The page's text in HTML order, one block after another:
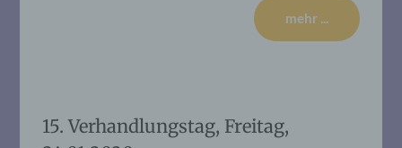
mehr ...
15. Verhandlungstag, Freitag,